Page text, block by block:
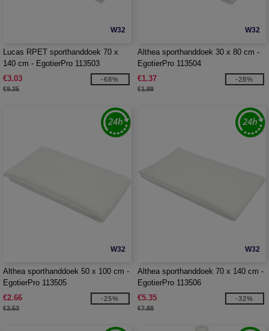
W32
Lucas RPET sporthanddoek 70 x
140 cm - EgotierPro 113503
€3.03
€9.35
-68%
W32
Althea sporthanddoek 30 x 80 cm -
EgotierPro 113504
€1.37
€1.89
-28%
W32
Althea sporthanddoek 50 x 100 cm -
EgotierPro 113505
€2.66
€3.53
-25%
W32
Althea sporthanddoek 70 x 140 cm -
EgotierPro 113506
€5.35
€7.88
-32%